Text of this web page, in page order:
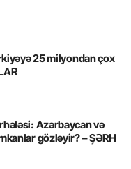
25 milyondan çox
Azərbaycan və
gözləyir? – ŞƏRH